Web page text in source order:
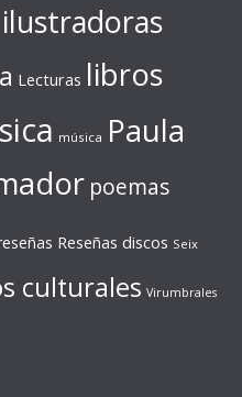
ilustradoras
Lecturas libros
música Paula
poemas
Reseñas discos Seix
culturales Virumbrales